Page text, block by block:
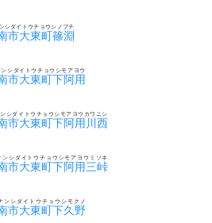
市大東町篠淵
シダイトウチョウシノブチ
市大東町下阿用
シダイトウチョウシモアヨウ
市大東町下阿用川西
シダイトウチョウシモアヨウカワニシ
市大東町下阿用三峠
ンシダイトウチョウシモアヨウミソネ
市大東町下久野
ンシダイトウチョウシモクノ